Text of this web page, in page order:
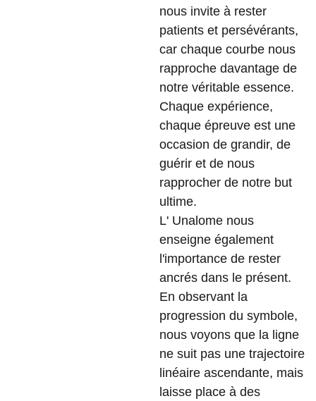
nous invite à rester
patients et persévérants,
car chaque courbe nous
rapproche davantage de
notre véritable essence.
Chaque expérience,
chaque épreuve est une
occasion de grandir, de
guérir et de nous
rapprocher de notre but
ultime.
L' Unalome nous
enseigne également
l'importance de rester
ancrés dans le présent.
En observant la
progression du symbole,
nous voyons que la ligne
ne suit pas une trajectoire
linéaire ascendante, mais
laisse place à des